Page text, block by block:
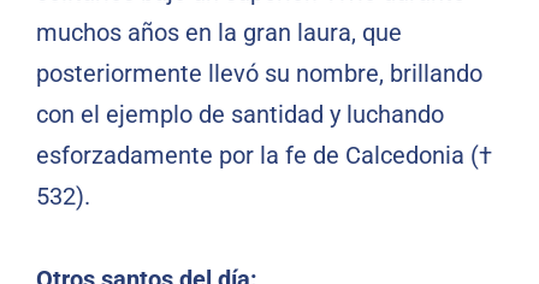
muchos años en la gran laura, que
posteriormente llevó su nombre, brillando
con el ejemplo de santidad y luchando
esforzadamente por la fe de Calcedonia (†
532).